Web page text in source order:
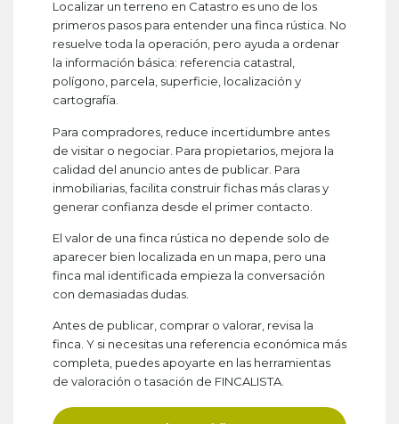
Localizar un terreno en Catastro es uno de los
primeros pasos para entender una finca rústica. No
resuelve toda la operación, pero ayuda a ordenar
la información básica: referencia catastral,
polígono, parcela, superficie, localización y
cartografía.
Para compradores, reduce incertidumbre antes
de visitar o negociar. Para propietarios, mejora la
calidad del anuncio antes de publicar. Para
inmobiliarias, facilita construir fichas más claras y
generar confianza desde el primer contacto.
El valor de una finca rústica no depende solo de
aparecer bien localizada en un mapa, pero una
finca mal identificada empieza la conversación
con demasiadas dudas.
Antes de publicar, comprar o valorar, revisa la
finca. Y si necesitas una referencia económica más
completa, puedes apoyarte en las herramientas
de valoración o tasación de FINCALISTA.